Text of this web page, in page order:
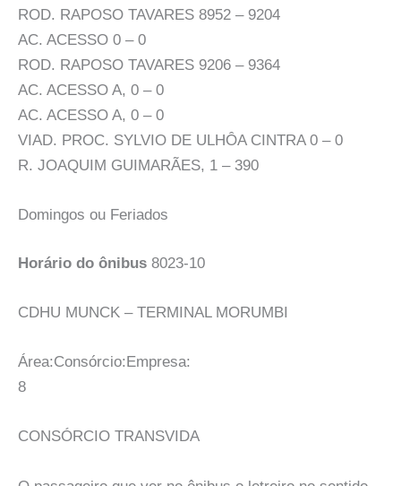
ROD. RAPOSO TAVARES 8952 – 9204
AC. ACESSO 0 – 0
ROD. RAPOSO TAVARES 9206 – 9364
AC. ACESSO A, 0 – 0
AC. ACESSO A, 0 – 0
VIAD. PROC. SYLVIO DE ULHÔA CINTRA 0 – 0
R. JOAQUIM GUIMARÃES, 1 – 390
Domingos ou Feriados
Horário do ônibus 8023-10
CDHU MUNCK – TERMINAL MORUMBI
Área:Consórcio:Empresa:
8
CONSÓRCIO TRANSVIDA